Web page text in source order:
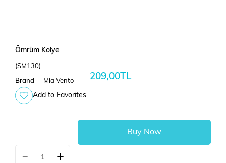
Ömrüm Kolye
(SM130)
Brand Mia Vento 209,00TL
Add to Favorites